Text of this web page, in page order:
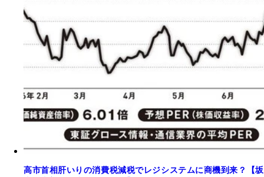
高市首相肝いりの消費税減税でレジシステムに商機到来？【坂